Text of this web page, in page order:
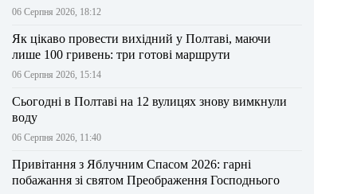
06 Серпня 2026, 18:12
Як цікаво провести вихідний у Полтаві, маючи
лише 100 гривень: три готові маршрути
06 Серпня 2026, 15:14
Сьогодні в Полтаві на 12 вулицях знову вимкнули
воду
06 Серпня 2026, 11:40
Привітання з Яблучним Спасом 2026: гарні
побажання зі святом Преображення Господнього